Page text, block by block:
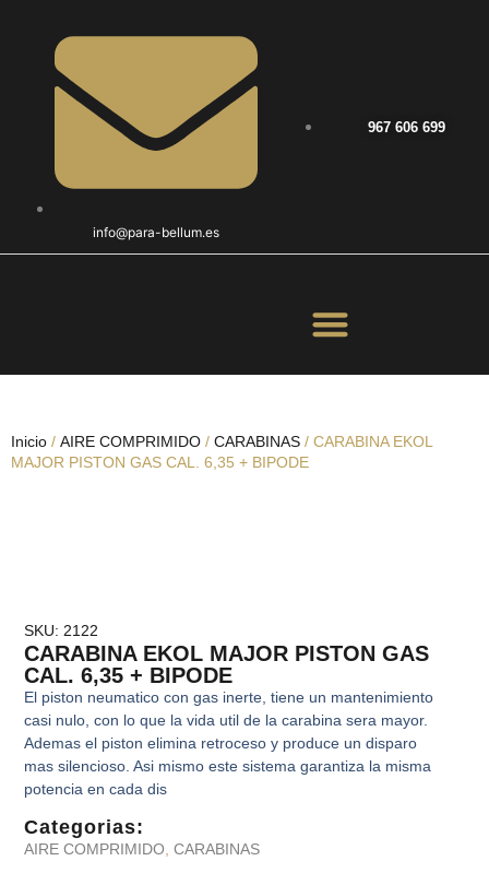
info@para-bellum.es
967 606 699
Inicio / AIRE COMPRIMIDO / CARABINAS / CARABINA EKOL
MAJOR PISTON GAS CAL. 6,35 + BIPODE
SKU: 2122
CARABINA EKOL MAJOR PISTON GAS
CAL. 6,35 + BIPODE
El piston neumatico con gas inerte, tiene un mantenimiento
casi nulo, con lo que la vida util de la carabina sera mayor.
Ademas el piston elimina retroceso y produce un disparo
mas silencioso. Asi mismo este sistema garantiza la misma
potencia en cada dis
Categorias:
AIRE COMPRIMIDO ,CARABINAS